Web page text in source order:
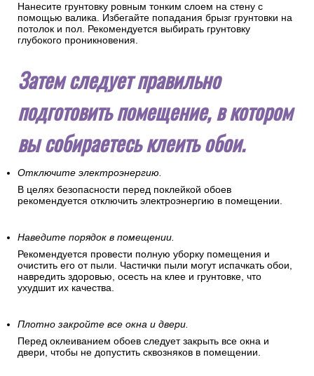
Нанесите грунтовку ровным тонким слоем на стену с
помощью валика. Избегайте попадания брызг грунтовки на
потолок и пол. Рекомендуется выбирать грунтовку
глубокого проникновения.
Затем следует правильно
подготовить помещение, в котором
вы собираетесь клеить обои.
Отключите электроэнергию.
В целях безопасности перед поклейкой обоев
рекомендуется отключить электроэнергию в помещении.
Наведите порядок в помещении.
Рекомендуется провести полную уборку помещения и
очистить его от пыли. Частички пыли могут испачкать обои,
навредить здоровью, осесть на клее и грунтовке, что
ухудшит их качества.
Плотно закройте все окна и двери.
Перед оклеиванием обоев следует закрыть все окна и
двери, чтобы не допустить сквозняков в помещении.